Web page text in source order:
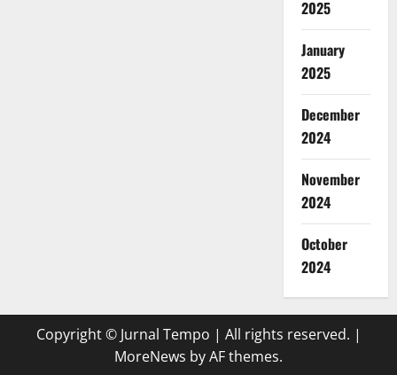
2025
January
2025
December
2024
November
2024
October
2024
Copyright © Jurnal Tempo | All rights reserved. |
MoreNews by AF themes.